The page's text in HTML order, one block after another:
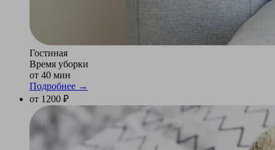
Гостиная
Время уборки
от 40 мин
Подробнее →
от 1200 ₽